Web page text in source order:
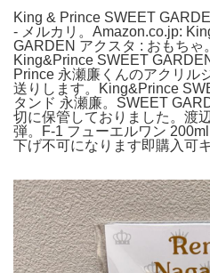
King & Prince SWEET
- メルカリ。Amazon.co.jp:
GARDEN アクスタ : おもちゃ
King&Prince SWEET
Prince 永瀬廉くんのアクリル
送りします。King&Prince
タンド 永瀬廉。SWEET
切に保管しておりました。渡
弾。F-1 フューエルワン
下げ不可になります即購入可